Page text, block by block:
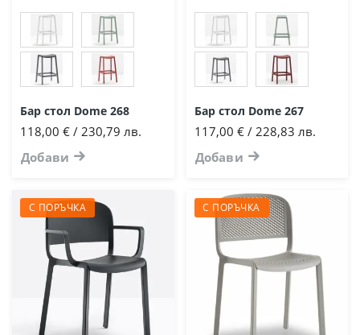
Бар стол Dome 268
118,00 € / 230,79 лв.
Добави
Бар стол Dome 267
117,00 € / 228,83 лв.
Добави
С ПОРЪЧКА С ПОРЪЧКА